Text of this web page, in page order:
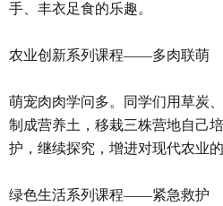
手、丰衣足食的乐趣。
农业创新系列课程——多肉联萌
萌宠肉肉学问多。同学们用草炭
制成营养土，移栽三株营地自己
护，继续探究，增进对现代农业的
绿色生活系列课程——紧急救护